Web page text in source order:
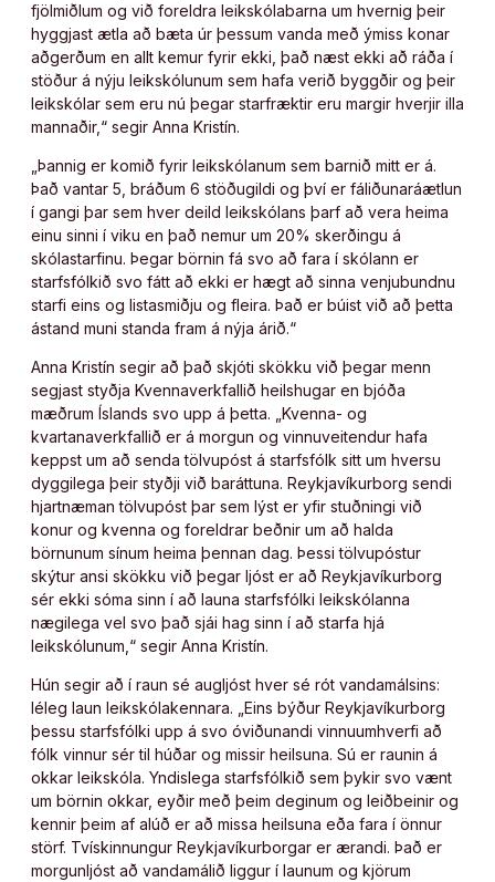
fjölmiðlum og við foreldra leikskólabarna um hvernig þeir
hyggjast ætla að bæta úr þessum vanda með ýmiss konar
aðgerðum en allt kemur fyrir ekki, það næst ekki að ráða í
stöður á nýju leikskólunum sem hafa verið byggðir og þeir
leikskólar sem eru nú þegar starfræktir eru margir hverjir illa
mannaðir,“ segir Anna Kristín.
„Þannig er komið fyrir leikskólanum sem barnið mitt er á.
Það vantar 5, bráðum 6 stöðugildi og því er fáliðunaráætlun
í gangi þar sem hver deild leikskólans þarf að vera heima
einu sinni í viku en það nemur um 20% skerðingu á
skólastarfinu. Þegar börnin fá svo að fara í skólann er
starfsfólkið svo fátt að ekki er hægt að sinna venjubundnu
starfi eins og listasmiðju og fleira. Það er búist við að þetta
ástand muni standa fram á nýja árið.“
Anna Kristín segir að það skjóti skökku við þegar menn
segjast styðja Kvennaverkfallið heilshugar en bjóða
mæðrum Íslands svo upp á þetta. „Kvenna- og
kvartanaverkfallið er á morgun og vinnuveitendur hafa
keppst um að senda tölvupóst á starfsfólk sitt um hversu
dyggilega þeir styðji við baráttuna. Reykjavíkurborg sendi
hjartnæman tölvupóst þar sem lýst er yfir stuðningi við
konur og kvenna og foreldrar beðnir um að halda
börnunum sínum heima þennan dag. Þessi tölvupóstur
skýtur ansi skökku við þegar ljóst er að Reykjavíkurborg
sér ekki sóma sinn í að launa starfsfólki leikskólanna
nægilega vel svo það sjái hag sinn í að starfa hjá
leikskólunum,“ segir Anna Kristín.
Hún segir að í raun sé augljóst hver sé rót vandamálsins:
léleg laun leikskólakennara. „Eins býður Reykjavíkurborg
þessu starfsfólki upp á svo óviðunandi vinnuumhverfi að
fólk vinnur sér til húðar og missir heilsuna. Sú er raunin á
okkar leikskóla. Yndislega starfsfólkið sem þykir svo vænt
um börnin okkar, eyðir með þeim deginum og leiðbeinir og
kennir þeim af alúð er að missa heilsuna eða fara í önnur
störf. Tvískinnungur Reykjavíkurborgar er ærandi. Það er
morgunljóst að vandamálið liggur í launum og kjörum